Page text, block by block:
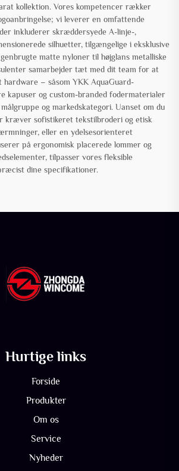
kollektion. Vores kompetencer rækker
vi leverer en omfattende
inkluderer skræddersyede A-linje-,
silhuetter, tilgængelige i eksklusive
matte nyloner til højglans metalliske
samarbejder tæt med dit team for at
– såsom YKK AquaGuard-
kapuser og custom-branded fodermaterialer
og markedskategori. Uanset om du
kræver sofistikeret tekstilbroderi og etisk
eller en ydelsesorienteret
på ergonomisk placerede lommer og
tilpasser vores fleksible
dine specifikationer.
Hurtige links
Forside
Produkter
Om os
Service
Nyheder